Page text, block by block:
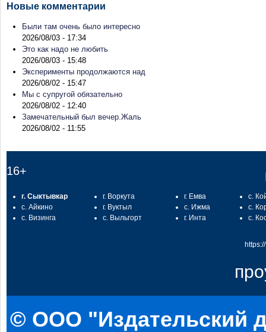
Новые комментарии
Были там очень было интересно
2026/08/03 - 17:34
Это как надо не любить
2026/08/03 - 15:48
Эксперименты продолжаются над
2026/08/02 - 15:47
Мы с супругой обязательно
2026/08/02 - 12:40
Замечательный был вечер.Жаль
2026/08/02 - 11:55
16+
г. Сыктывкар
с. Айкино
с. Визинга
г. Воркута
г. Вуктыл
с. Выльгорт
г. Емва
с. Ижма
г. Инта
с.
с.
с.
© ООО "Издательский